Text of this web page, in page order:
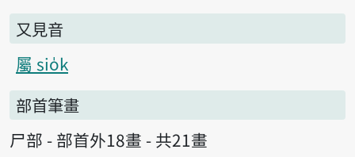
又見音
屬 sio̍k
部首筆畫
尸部 - 部首外18畫 - 共21畫